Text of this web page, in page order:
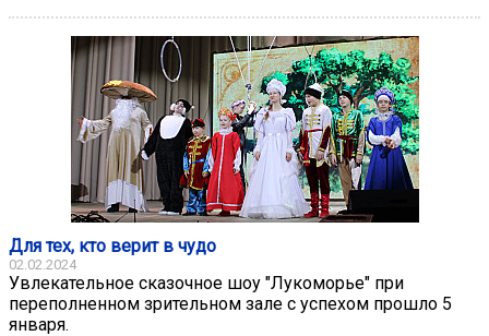
Для тех, кто верит в чудо
02.02.2024
Увлекательное сказочное шоу "Лукоморье" при
переполненном зрительном зале с успехом прошло 5
января.